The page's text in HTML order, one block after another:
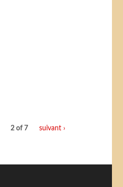
2 of 7 suivant ›